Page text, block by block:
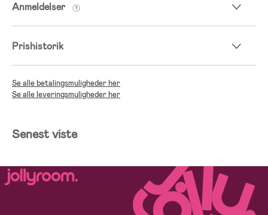
Anmeldelser
Prishistorik
Se alle betalingsmuligheder her
Se alle leveringsmuligheder her
Senest viste